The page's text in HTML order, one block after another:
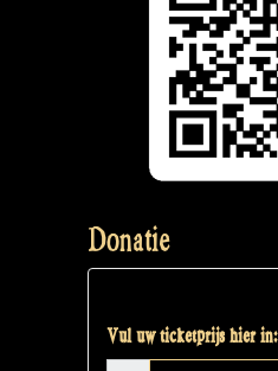
Donatie
Vul uw ticketprijs hier in: